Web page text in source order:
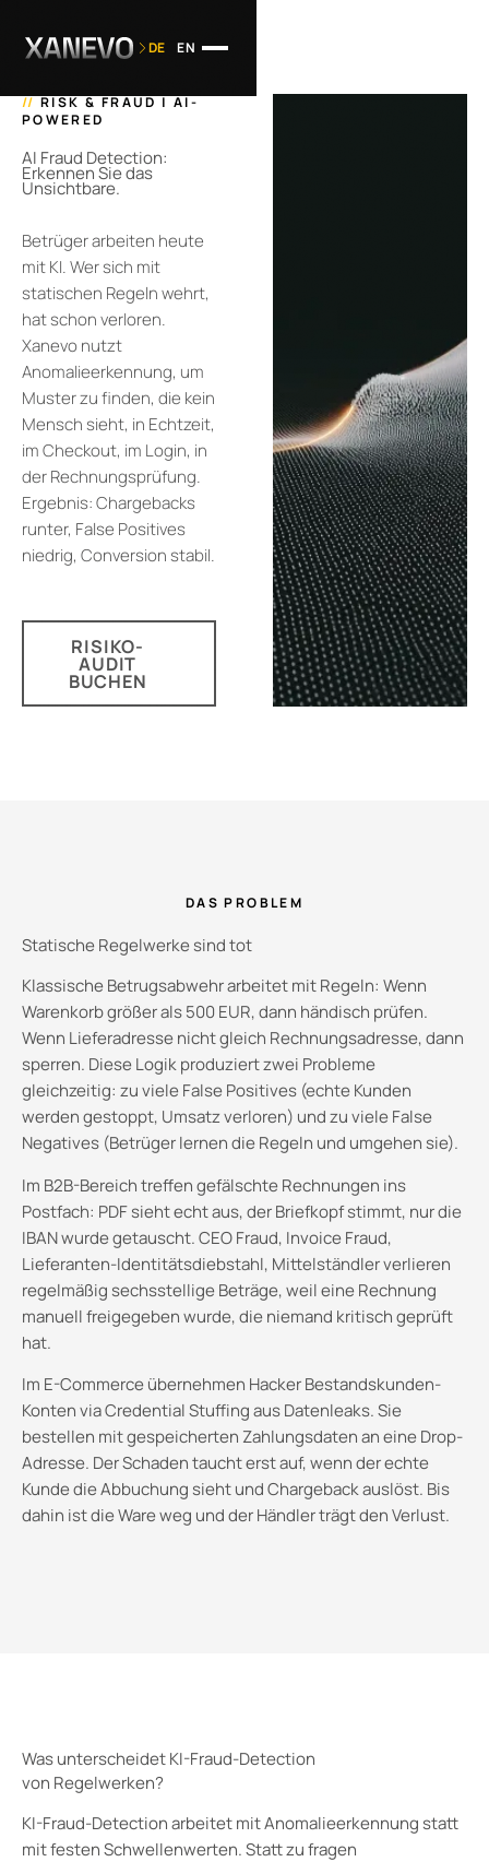
DE EN
//RISK & FRAUD | AI-
POWERED
AI Fraud Detection:
Erkennen Sie das
Unsichtbare.
Betrüger arbeiten heute
mit KI. Wer sich mit
statischen Regeln wehrt,
hat schon verloren.
Xanevo nutzt
Anomalieerkennung, um
Muster zu finden, die kein
Mensch sieht, in Echtzeit,
im Checkout, im Login, in
der Rechnungsprüfung.
Ergebnis: Chargebacks
runter, False Positives
niedrig, Conversion stabil.
RISIKO-
AUDIT
BUCHEN
DAS PROBLEM
Statische Regelwerke sind tot
Klassische Betrugsabwehr arbeitet mit Regeln: Wenn
Warenkorb größer als 500 EUR, dann händisch prüfen.
Wenn Lieferadresse nicht gleich Rechnungsadresse, dann
sperren. Diese Logik produziert zwei Probleme
gleichzeitig: zu viele False Positives (echte Kunden
werden gestoppt, Umsatz verloren) und zu viele False
Negatives (Betrüger lernen die Regeln und umgehen sie).
Im B2B-Bereich treffen gefälschte Rechnungen ins
Postfach: PDF sieht echt aus, der Briefkopf stimmt, nur die
IBAN wurde getauscht. CEO Fraud, Invoice Fraud,
Lieferanten-Identitätsdiebstahl, Mittelständler verlieren
regelmäßig sechsstellige Beträge, weil eine Rechnung
manuell freigegeben wurde, die niemand kritisch geprüft
hat.
Im E-Commerce übernehmen Hacker Bestandskunden-
Konten via Credential Stuffing aus Datenleaks. Sie
bestellen mit gespeicherten Zahlungsdaten an eine Drop-
Adresse. Der Schaden taucht erst auf, wenn der echte
Kunde die Abbuchung sieht und Chargeback auslöst. Bis
dahin ist die Ware weg und der Händler trägt den Verlust.
Was unterscheidet KI-Fraud-Detection
von Regelwerken?
KI-Fraud-Detection arbeitet mit Anomalieerkennung statt
mit festen Schwellenwerten. Statt zu fragen